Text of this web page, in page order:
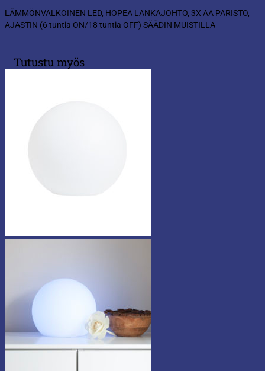
LÄMMÖNVALKOINEN LED, HOPEA LANKAJOHTO, 3X AA PARISTO,
AJASTIN (6 tuntia ON/18 tuntia OFF) SÄÄDIN MUISTILLA
Tutustu myös